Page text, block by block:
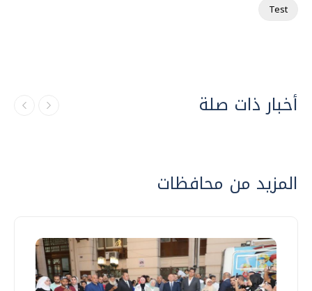
Test
أخبار ذات صلة
المزيد من محافظات